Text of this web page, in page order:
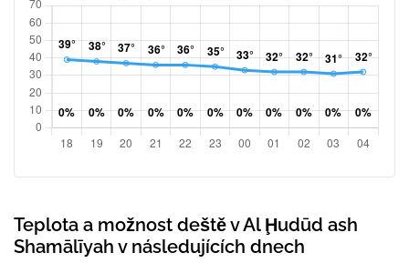
Teplota a možnost deště v Al Ḩudūd ash
Shamālīyah v následujících dnech